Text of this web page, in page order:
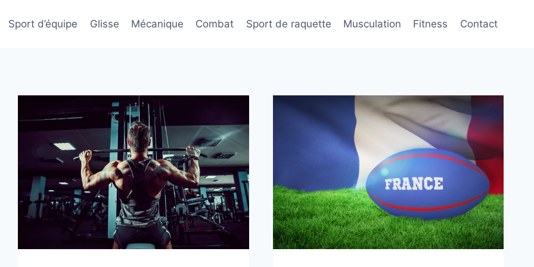
Sport d’équipe Glisse Mécanique Combat Sport de raquette Musculation Fitness Contact